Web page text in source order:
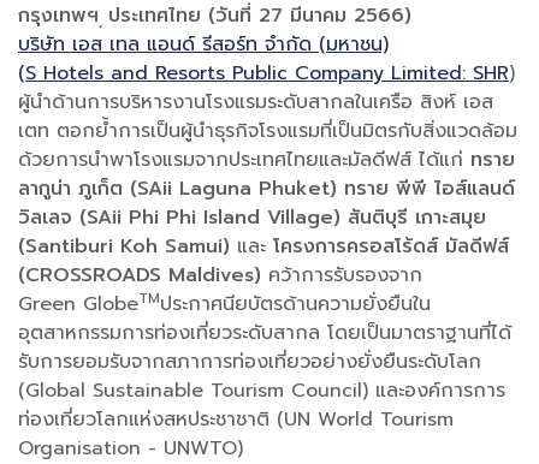
กรุงเทพฯ, ประเทศไทย (วันที่ 27 มีนาคม 2566)
บริษัท เอส เทล แอนด์ รีสอร์ท จำกัด (มหาชน)
(S Hotels and Resorts Public Company Limited: SHR)
ผู้นำด้านการบริหารงานโรงแรมระดับสากลในเครือ สิงห์ เอส
เตท ตอกย้ำการเป็นผู้นำธุรกิจโรงแรมที่เป็นมิตรกับสิ่งแวดล้อม
ด้วยการนำพาโรงแรมจากประเทศไทยและมัลดีฟส์ ได้แก่ ทราย
ลากูน่า ภูเก็ต (SAii Laguna Phuket) ทราย พีพี ไอส์แลนด์
วิลเลจ (SAii Phi Phi Island Village) สันติบุรี เกาะสมุย
(Santiburi Koh Samui) และ โครงการครอสโร้ดส์ มัลดีฟส์
(CROSSROADS Maldives) คว้าการรับรองจาก
Green GlobeTMประกาศนียบัตรด้านความยั่งยืนใน
อุตสาหกรรมการท่องเที่ยวระดับสากล โดยเป็นมาตราฐานที่ได้
รับการยอมรับจากสภาการท่องเที่ยวอย่างยั่งยืนระดับโลก
(Global Sustainable Tourism Council) และองค์การการ
ท่องเที่ยวโลกแห่งสหประชาชาติ (UN World Tourism
Organisation - UNWTO)